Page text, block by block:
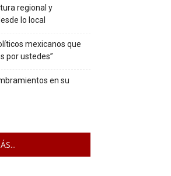
regional y
lo local
mexicanos que
por ustedes”
en su